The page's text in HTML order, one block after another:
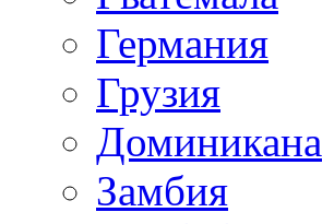
Германия
Грузия
Доминикана
Замбия